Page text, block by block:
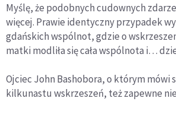
Myślę, że podobnych cudownych
więcej. Prawie identyczny przypadek
gdańskich wspólnot, gdzie o
matki modliła się cała wspólnota i…
Ojciec John Bashobora, o którym mówi
kilkunastu wskrzeszeń, też zapewne